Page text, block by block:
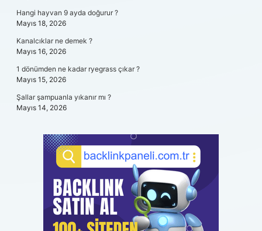
Hangi hayvan 9 ayda doğurur ?
Mayıs 18, 2026
Kanalcıklar ne demek ?
Mayıs 16, 2026
1 dönümden ne kadar ryegrass çıkar ?
Mayıs 15, 2026
Şallar şampuanla yıkanır mı ?
Mayıs 14, 2026